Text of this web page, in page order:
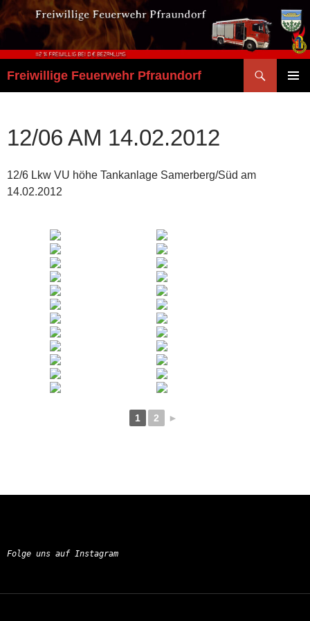
Zum
Inhalt
Freiwillige Feuerwehr Pfraundorf
12/06 AM 14.02.2012
12/6 Lkw VU höhe Tankanlage Samerberg/Süd am
14.02.2012
1 2 ►
Folge uns auf Instagram